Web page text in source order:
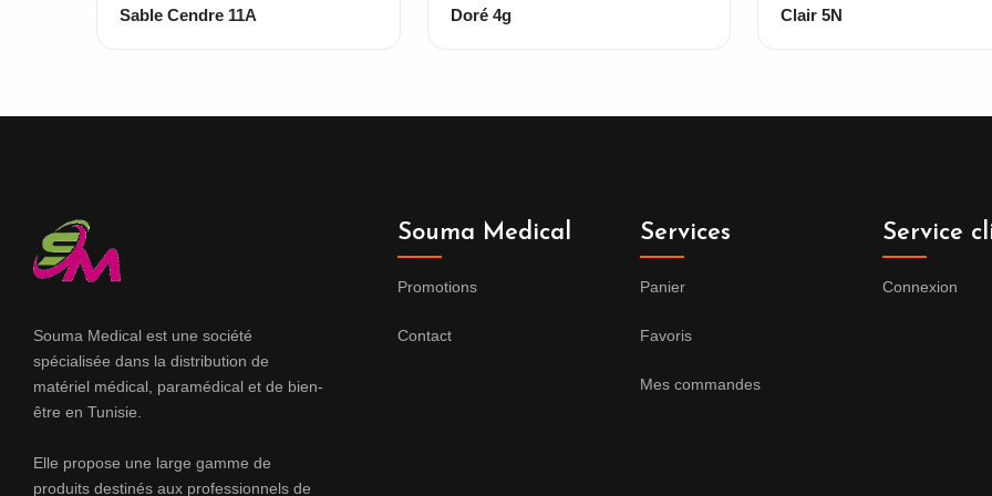
Sable Cendre 11A
Doré 4g
Clair 5N
Souma Medical est une société
spécialisée dans la distribution de
matériel médical, paramédical et de bien-
être en Tunisie.
Elle propose une large gamme de
produits destinés aux professionnels de
Souma Medical
Promotions
Contact
Services
Panier
Favoris
Mes commandes
Service
Connexion